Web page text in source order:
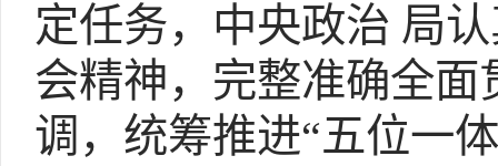
定任务，中央政治 局
会精神，完整准确全
调，统筹推进“五位一